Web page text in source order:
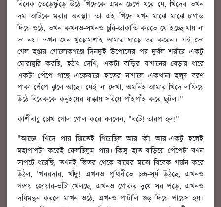
বিবেক তেড়েফুঁড়ে উঠে খিদেকে এমন চেপে ধরে যে, খিদের তখন
দম আটকে মরার অবস্থা। তা এই খিদে যখন মাঝে মাঝে চাগাড
দিয়ে ওঠে, তখন কখনও-সখনও চুরি-ডাকাতি করতে যে ইচ্ছে যায় না
তা নয়। তখন যেন খুড়োমশাই আমার ঘাড়ে ভর করেন। এই তো
গেল হপ্তায় গোলোকগঞ্জে দিনদুই উপোসের পর দুর্বল শরীরে একটু
ঘোরাঘুরি করছি, হঠাৎ দেখি, একটা বাড়ির বাগানের বেড়ার ধারে
একটা পেঁপে গাছে একেবারে হাতের নাগালে একখানা হলুদ বরণ
পাকা পেঁপে ঝুলে আছে। যেই না দেখা, অমনিই আমার খিদে লাফিয়ে
উঠে বিবেককে কনুইয়ের ধাক্কায় সরিয়ে পাঁইপাঁই করে ছুটল।"
কাশীবাবু চোখ গোল গোল করে বললেন, "বটে! তারপ হল!"
"আজ্ঞে, খিদে প্রায় জিতেই গিয়েছিল আর কী! আর-একটু হলেই
মহাপাপটা করেই ফেলছিলুম প্রায়। কিন্তু হাত বাড়িয়ে পেঁপেটা যখন
সাপটে ধরেছি, তখনই ভিতর থেকে বাঘের মতো বিবেক গর্জন করে
উঠল, 'খবরদার, খাঁদু! এখনও পৃথিবীতে চন্দ্র-সূর্য উঠছে, এখনও
গঙ্গায় জোয়ার-ভাঁটা খেলছে, এখনও গোরুর দুধে সর পড়ে, এখনও
দধিমন্থন করলে মাখন ওঠে, এখনও পাটালি গুড় দিয়ে পায়েস হয়।